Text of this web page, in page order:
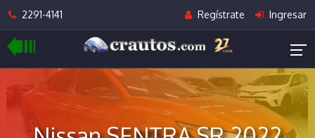
2291-4141 Regístrate Ingresar